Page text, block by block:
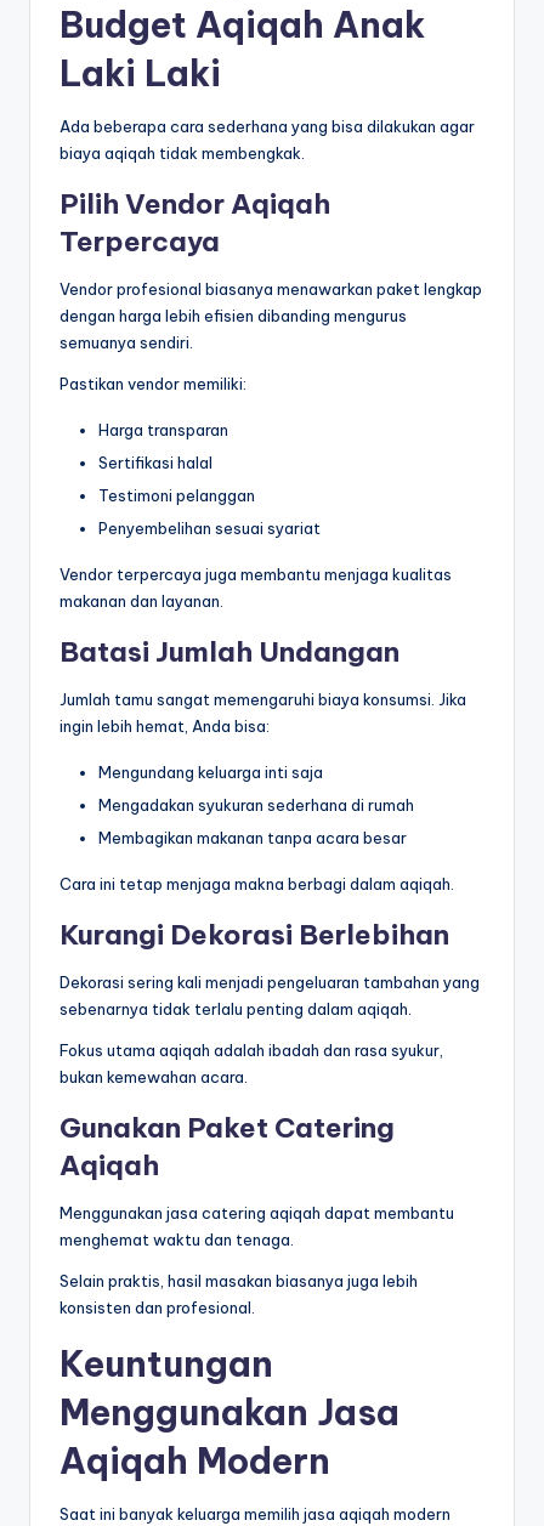
Budget Aqiqah Anak
Laki Laki
Ada beberapa cara sederhana yang bisa dilakukan agar
biaya aqiqah tidak membengkak.
Pilih Vendor Aqiqah
Terpercaya
Vendor profesional biasanya menawarkan paket lengkap
dengan harga lebih efisien dibanding mengurus
semuanya sendiri.
Pastikan vendor memiliki:
Harga transparan
Sertifikasi halal
Testimoni pelanggan
Penyembelihan sesuai syariat
Vendor terpercaya juga membantu menjaga kualitas
makanan dan layanan.
Batasi Jumlah Undangan
Jumlah tamu sangat memengaruhi biaya konsumsi. Jika
ingin lebih hemat, Anda bisa:
Mengundang keluarga inti saja
Mengadakan syukuran sederhana di rumah
Membagikan makanan tanpa acara besar
Cara ini tetap menjaga makna berbagi dalam aqiqah.
Kurangi Dekorasi Berlebihan
Dekorasi sering kali menjadi pengeluaran tambahan yang
sebenarnya tidak terlalu penting dalam aqiqah.
Fokus utama aqiqah adalah ibadah dan rasa syukur,
bukan kemewahan acara.
Gunakan Paket Catering
Aqiqah
Menggunakan jasa catering aqiqah dapat membantu
menghemat waktu dan tenaga.
Selain praktis, hasil masakan biasanya juga lebih
konsisten dan profesional.
Keuntungan
Menggunakan Jasa
Aqiqah Modern
Saat ini banyak keluarga memilih jasa aqiqah modern